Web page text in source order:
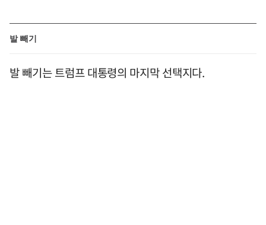
발 빼기
발 빼기는 트럼프 대통령의 마지막 선택지다.